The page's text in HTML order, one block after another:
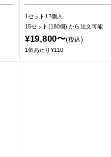
1セット12個入
15セット(180個)から注文可能
¥19,800〜(税込)
1個あたり¥110